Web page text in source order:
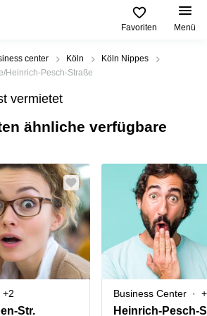
Favoriten Menü
center Köln
Köln Nippes
Heinrich-Pesch-Straße
vermietet
ähnliche verfügbare
+2
Str.
Business Center
Heinrich-Pesch-